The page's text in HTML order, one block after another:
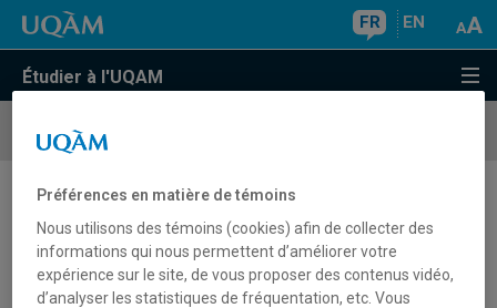
FR EN
Étudier à l'UQAM
Courset horaires
Recherche de cours
Préférences en matière de témoins
Nous utilisons des témoins (cookies) afin de collecter des
informations qui nous permettent d’améliorer votre
expérience sur le site, de vous proposer des contenus vidéo,
d’analyser les statistiques de fréquentation, etc. Vous